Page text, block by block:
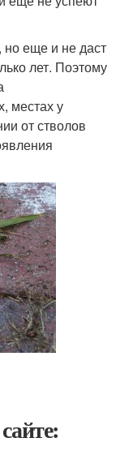
но еще и не даст
лет. Поэтому
местах у
от стволов